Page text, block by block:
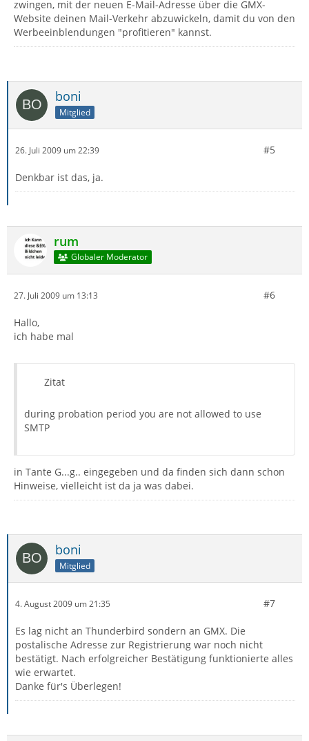
zwingen, mit der neuen E-Mail-Adresse über die GMX-
Website deinen Mail-Verkehr abzuwickeln, damit du von den
Werbeeinblendungen "profitieren" kannst.
boni
Mitglied
26. Juli 2009 um 22:39 #5
Denkbar ist das, ja.
rum
Globaler Moderator
27. Juli 2009 um 13:13 #6
Hallo,
ich habe mal
Zitat
during probation period you are not allowed to use
SMTP
in Tante G...g.. eingegeben und da finden sich dann schon
Hinweise, vielleicht ist da ja was dabei.
boni
Mitglied
4. August 2009 um 21:35 #7
Es lag nicht an Thunderbird sondern an GMX. Die
postalische Adresse zur Registrierung war noch nicht
bestätigt. Nach erfolgreicher Bestätigung funktionierte alles
wie erwartet.
Danke für's Überlegen!